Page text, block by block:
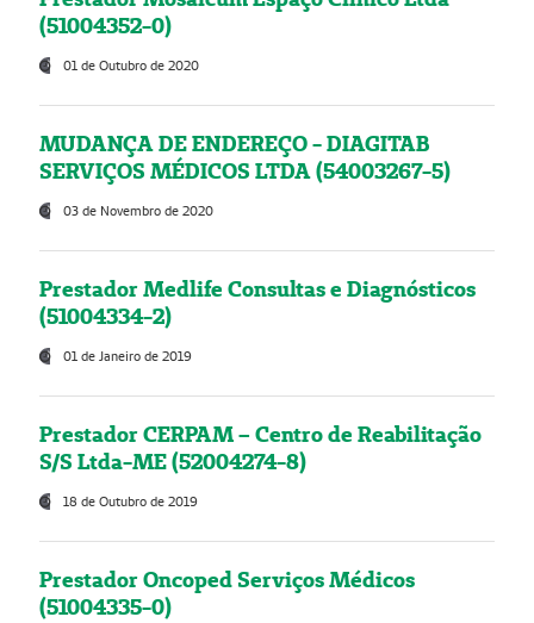
(51004352-0)
01 de Outubro de 2020
MUDANÇA DE ENDEREÇO - DIAGITAB
SERVIÇOS MÉDICOS LTDA (54003267-5)
03 de Novembro de 2020
Prestador Medlife Consultas e Diagnósticos
(51004334-2)
01 de Janeiro de 2019
Prestador CERPAM – Centro de Reabilitação
S/S Ltda-ME (52004274-8)
18 de Outubro de 2019
Prestador Oncoped Serviços Médicos
(51004335-0)